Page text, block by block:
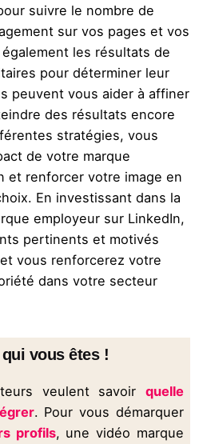
suivre le nombre de
sur vos pages et vos
les résultats de
pour déterminer leur
peuvent vous aider à affiner
des résultats encore
stratégies, vous
de votre marque
et renforcer votre image en
En investissant dans la
employeur sur LinkedIn,
pertinents et motivés
vous renforcerez votre
dans votre secteur
vous êtes !
veulent savoir quelle
. Pour vous démarquer
profils, une vidéo marque